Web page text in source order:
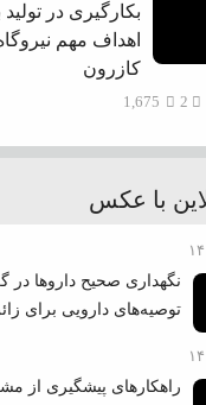
بکارگیری در
اهداف مهم
کازرون
1,675
با عکس
نگهداری صحیح داروها در
توصیه‌های دارویی برای
راهکارهای پیشگیری از